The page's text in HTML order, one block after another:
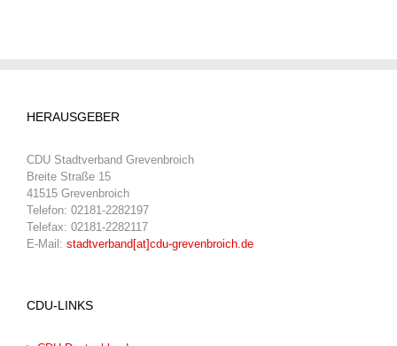
HERAUSGEBER
CDU Stadtverband Grevenbroich
Breite Straße 15
41515 Grevenbroich
Telefon: 02181-2282197
Telefax: 02181-2282117
E-Mail: stadtverband[at]cdu-grevenbroich.de
CDU-LINKS